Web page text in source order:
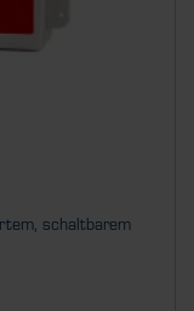
schaltbarem